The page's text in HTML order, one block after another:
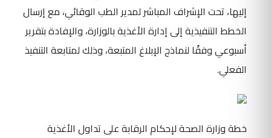
إليها، تحت الإشراف المباشر لمدير الطب الوقائي، مع إرسال
الخطط التنفيذية إلى إدارة الأغذية بالوزارة، والإفادة بتقرير
أسبوعي وفقًا لنماذج الإبلاغ المتبعة، وذلك لمتابعة التنفيذ
الفعلي.
خطة وزارة الصحة لإحكام الرقابة على تداول الأغذية